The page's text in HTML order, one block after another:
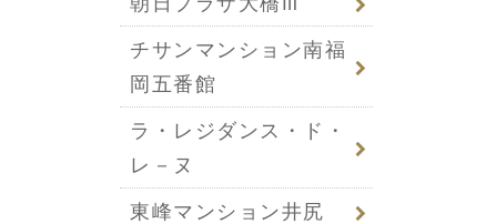
チサンマンション南福
岡五番館
ラ・レジダンス・ド・
レ－ヌ
東峰マンション井尻